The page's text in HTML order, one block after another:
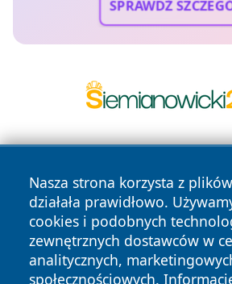
SPRAWDŹ
Nasza strona korzysta z
działała prawidłowo.
cookies i podobnych
zewnętrznych dostawców w
analitycznych,
społecznościowych.
Copyright © 2026 przemyslonline.pl
zastrzeżone.